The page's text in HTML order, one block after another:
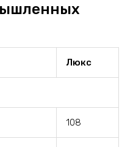
Люкс
108